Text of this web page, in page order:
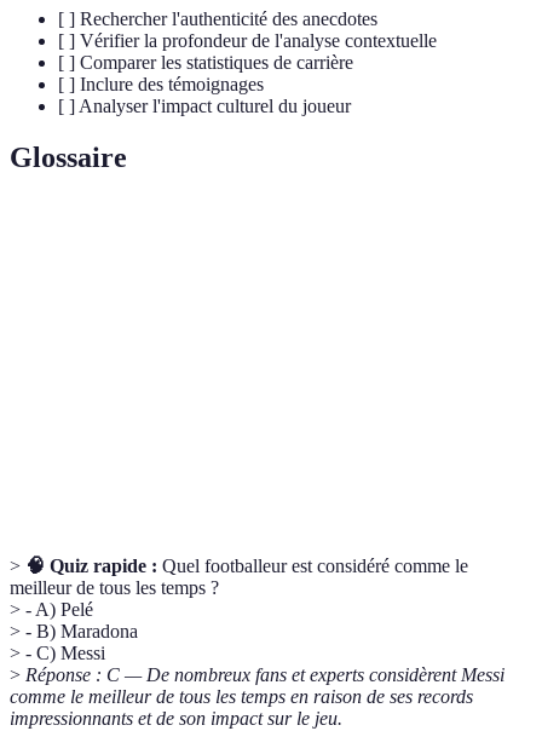
[ ] Rechercher l'authenticité des anecdotes
[ ] Vérifier la profondeur de l'analyse contextuelle
[ ] Comparer les statistiques de carrière
[ ] Inclure des témoignages
[ ] Analyser l'impact culturel du joueur
Glossaire
> 🧠 Quiz rapide : Quel footballeur est considéré comme le
meilleur de tous les temps ?
> - A) Pelé
> - B) Maradona
> - C) Messi
> Réponse : C — De nombreux fans et experts considèrent Messi
comme le meilleur de tous les temps en raison de ses records
impressionnants et de son impact sur le jeu.